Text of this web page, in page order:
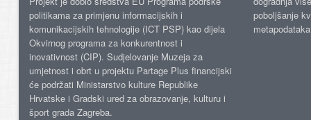
politikama za primjenu informacijskih i
komunikacijskih tehnologije (ICT PSP) kao dijela
Okvirnog programa za konkurentnost i
inovativnost (CIP). Sudjelovanje Muzeja za
umjetnost i obrt u projektu Partage Plus financijski
će podržati Ministarstvo kulture Republike
Hrvatske i Gradski ured za obrazovanje, kulturu i
šport grada Zagreba.
poboljšanje